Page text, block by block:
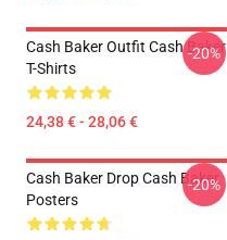
Cash Baker Outfit Cash Baker
T-Shirts
24,38 € - 28,06 €
-20%
Cash Baker Drop Cash Baker
Posters
-20%